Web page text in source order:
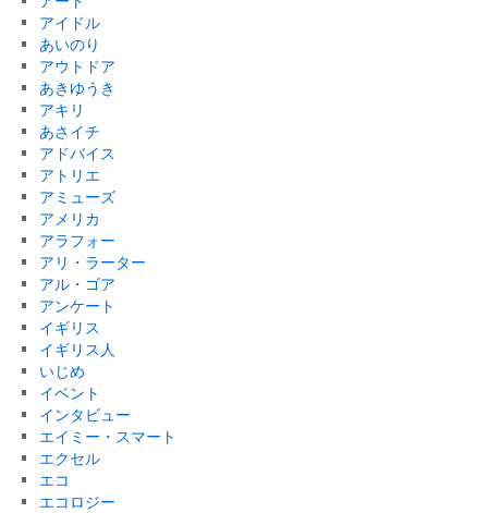
アイドル
あいのり
アウトドア
あきゆうき
アキリ
あさイチ
アドバイス
アトリエ
アミューズ
アメリカ
アラフォー
アリ・ラーター
アル・ゴア
アンケート
イギリス
イギリス人
いじめ
イベント
インタビュー
エイミー・スマート
エクセル
エコ
エコロジー